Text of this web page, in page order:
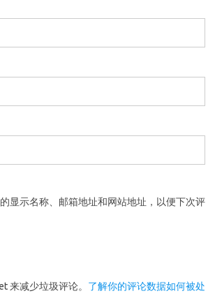
显示名称、邮箱地址和网站地址，以便下次评
来减少垃圾评论。 了解你的评论数据如何被处